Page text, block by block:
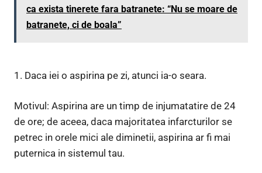
ca exista tinerete fara batranete: “Nu se moare de
batranete, ci de boala”
1. Daca iei o aspirina pe zi, atunci ia-o seara.
Motivul: Aspirina are un timp de injumatatire de 24
de ore; de aceea, daca majoritatea infarcturilor se
petrec in orele mici ale diminetii, aspirina ar fi mai
puternica in sistemul tau.